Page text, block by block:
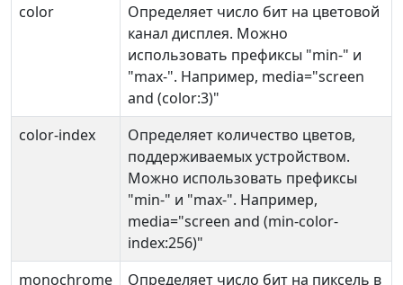
color
Определяет число бит на цветовой
канал дисплея. Можно
использовать префиксы "min-" и
"max-". Например, media="screen
and (color:3)"
color-index
Определяет количество цветов,
поддерживаемых устройством.
Можно использовать префиксы
"min-" и "max-". Например,
media="screen and (min-color-
index:256)"
monochrome
Определяет число бит на пиксель в